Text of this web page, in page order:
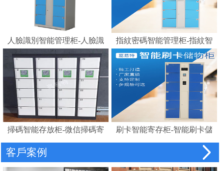
人臉識別智能管理柜-人臉識
別存包柜指紋智能電子寄存
柜
指紋密碼智能管理柜-指紋智
能電子寄存柜
掃碼智能存放柜-微信掃碼寄
存柜
刷卡智能寄存柜-智能刷卡儲
物柜 IC卡電子感應自助存包
柜
客戶案例